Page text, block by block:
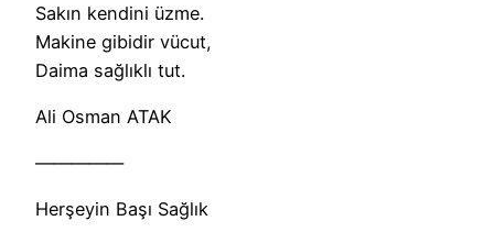
Sakın kendini üzme.
Makine gibidir vücut,
Daima sağlıklı tut.
Ali Osman ATAK
—————
Herşeyin Başı Sağlık